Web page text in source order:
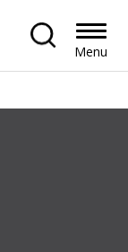
Menu